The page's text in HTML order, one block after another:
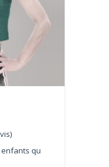
qu